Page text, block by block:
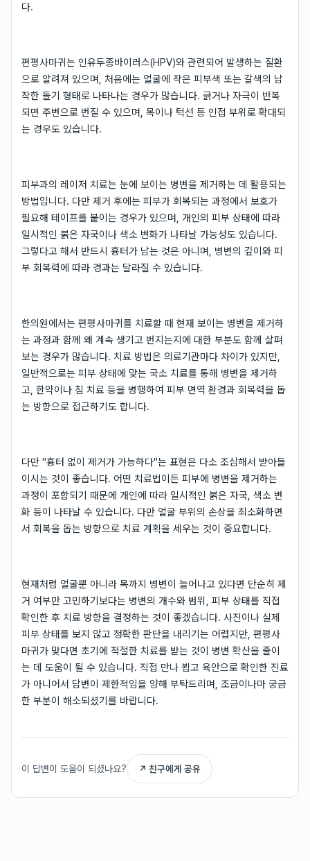
다.
편평사마귀는 인유두종바이러스(HPV)와 관련되어 발생하는 질환
으로 알려져 있으며, 처음에는 얼굴에 작은 피부색 또는 갈색의 납
작한 돌기 형태로 나타나는 경우가 많습니다. 긁거나 자극이 반복
되면 주변으로 번질 수 있으며, 목이나 턱선 등 인접 부위로 확대되
는 경우도 있습니다.
피부과의 레이저 치료는 눈에 보이는 병변을 제거하는 데 활용되는
방법입니다. 다만 제거 후에는 피부가 회복되는 과정에서 보호가
필요해 테이프를 붙이는 경우가 있으며, 개인의 피부 상태에 따라
일시적인 붉은 자국이나 색소 변화가 나타날 가능성도 있습니다.
그렇다고 해서 반드시 흉터가 남는 것은 아니며, 병변의 깊이와 피
부 회복력에 따라 경과는 달라질 수 있습니다.
한의원에서는 편평사마귀를 치료할 때 현재 보이는 병변을 제거하
는 과정과 함께 왜 계속 생기고 번지는지에 대한 부분도 함께 살펴
보는 경우가 많습니다. 치료 방법은 의료기관마다 차이가 있지만,
일반적으로는 피부 상태에 맞는 국소 치료를 통해 병변을 제거하
고, 한약이나 침 치료 등을 병행하여 피부 면역 환경과 회복력을 돕
는 방향으로 접근하기도 합니다.
다만 "흉터 없이 제거가 가능하다"는 표현은 다소 조심해서 받아들
이시는 것이 좋습니다. 어떤 치료법이든 피부에 병변을 제거하는
과정이 포함되기 때문에 개인에 따라 일시적인 붉은 자국, 색소 변
화 등이 나타날 수 있습니다. 다만 얼굴 부위의 손상을 최소화하면
서 회복을 돕는 방향으로 치료 계획을 세우는 것이 중요합니다.
현재처럼 얼굴뿐 아니라 목까지 병변이 늘어나고 있다면 단순히 제
거 여부만 고민하기보다는 병변의 개수와 범위, 피부 상태를 직접
확인한 후 치료 방향을 결정하는 것이 좋겠습니다. 사진이나 실제
피부 상태를 보지 않고 정확한 판단을 내리기는 어렵지만, 편평사
마귀가 맞다면 초기에 적절한 치료를 받는 것이 병변 확산을 줄이
는 데 도움이 될 수 있습니다. 직접 만나 뵙고 육안으로 확인한 진료
가 아니어서 답변이 제한적임을 양해 부탁드리며, 조금이나마 궁금
한 부분이 해소되셨기를 바랍니다.
이 답변이 도움이 되셨나요? ↗ 친구에게 공유